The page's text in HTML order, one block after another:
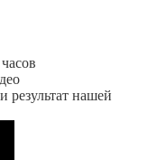
результат нашей